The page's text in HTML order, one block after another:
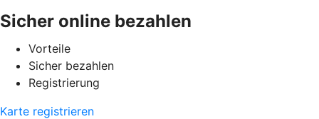
Sicher online bezahlen
Vorteile
Sicher bezahlen
Registrierung
Karte registrieren